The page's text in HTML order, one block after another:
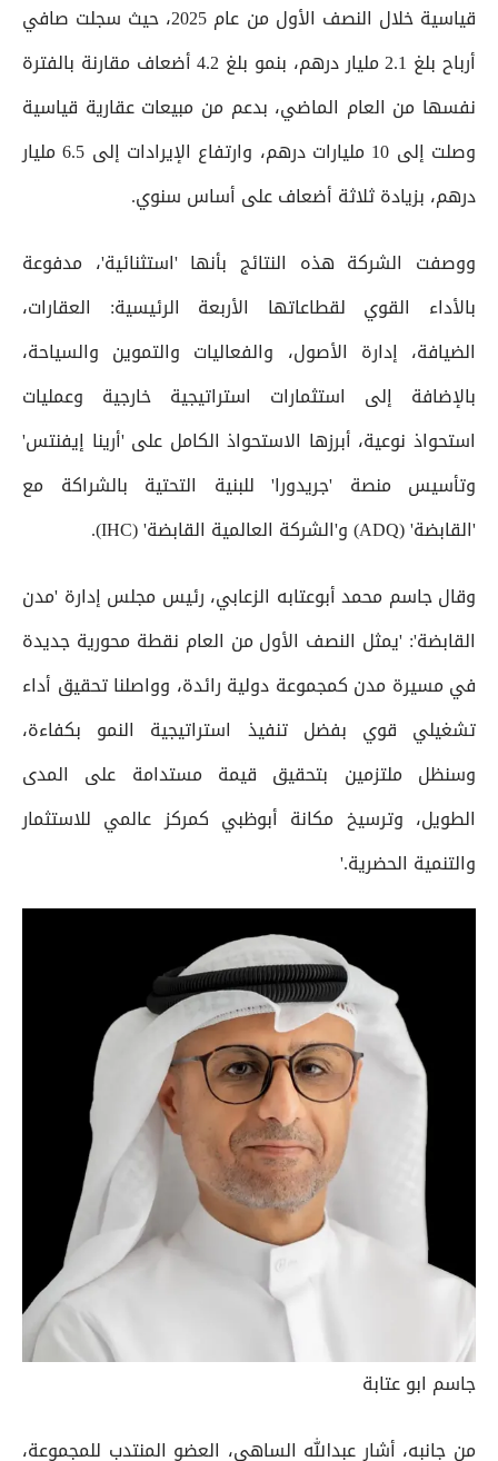
قياسية خلال النصف الأول من عام 2025، حيث سجلت صافي
أرباح بلغ 2.1 مليار درهم، بنمو بلغ 4.2 أضعاف مقارنة بالفترة
نفسها من العام الماضي، بدعم من مبيعات عقارية قياسية
وصلت إلى 10 مليارات درهم، وارتفاع الإيرادات إلى 6.5 مليار
درهم، بزيادة ثلاثة أضعاف على أساس سنوي.
ووصفت الشركة هذه النتائج بأنها 'استثنائية'، مدفوعة
بالأداء القوي لقطاعاتها الأربعة الرئيسية: العقارات،
الضيافة، إدارة الأصول، والفعاليات والتموين والسياحة،
بالإضافة إلى استثمارات استراتيجية خارجية وعمليات
استحواذ نوعية، أبرزها الاستحواذ الكامل على 'أرينا إيفنتس'
وتأسيس منصة 'جريدورا' للبنية التحتية بالشراكة مع
'القابضة' (ADQ) و'الشركة العالمية القابضة' (IHC).
وقال جاسم محمد أبوعتابه الزعابي، رئيس مجلس إدارة 'مدن
القابضة': 'يمثل النصف الأول من العام نقطة محورية جديدة
في مسيرة مدن كمجموعة دولية رائدة، وواصلنا تحقيق أداء
تشغيلي قوي بفضل تنفيذ استراتيجية النمو بكفاءة،
وسنظل ملتزمين بتحقيق قيمة مستدامة على المدى
الطويل، وترسيخ مكانة أبوظبي كمركز عالمي للاستثمار
والتنمية الحضرية.'
جاسم ابو عتابة
من جانبه، أشار عبدالله الساهي، العضو المنتدب للمجموعة،